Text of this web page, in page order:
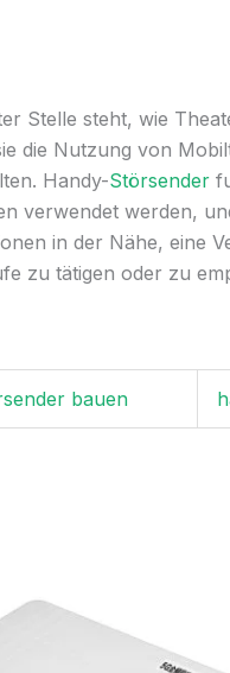
Stelle steht, wie
die Nutzung von
Handy-Störsender
verwendet werden,
in der Nähe, eine
zu tätigen oder zu
bauen
war:
699,00€329,99€.